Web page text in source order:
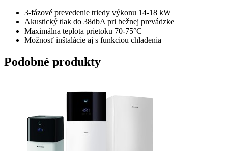
3-fázové prevedenie triedy výkonu 14-18 kW
Akustický tlak do 38dbA pri bežnej prevádzke
Maximálna teplota prietoku 70-75°C
Možnosť inštalácie aj s funkciou chladenia
Podobné produkty